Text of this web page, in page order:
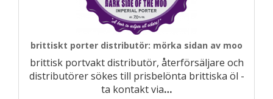
brittiskt porter distributör: mörka sidan av moo
brittisk portvakt distributör, återförsäljare och
distributörer sökes till prisbelönta brittiska öl -
ta kontakt via…